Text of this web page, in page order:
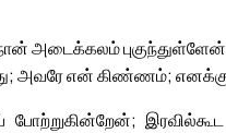
அடைக்கலம்
அவரே என் கிண்ணம்;